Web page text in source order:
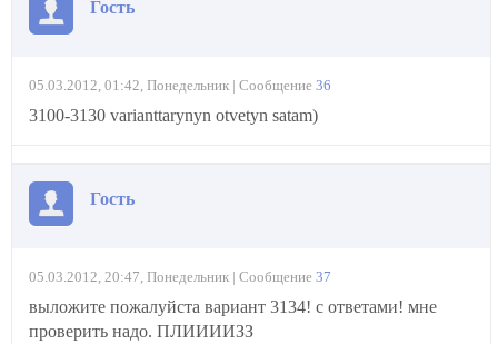
Гость
05.03.2012, 01:42, Понедельник | Сообщение 36
3100-3130 varianttarynyn otvetyn satam)
Гость
05.03.2012, 20:47, Понедельник | Сообщение 37
выложите пожалуйста вариант 3134! с ответами! мне
проверить надо. ПЛИИИИЗЗ